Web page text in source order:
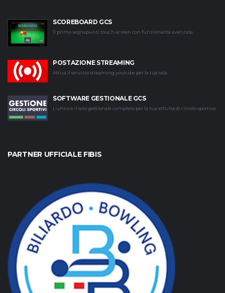
SCOREBOARD GCS
Il primo segnapunti touch-screen con funzionalità avanzate.
POSTAZIONE STREAMING
Attiva il servizio streaming youtube per la tua sala.
SOFTWARE GESTIONALE GCS
L’unico e il solo gestionale completo per la tua attività di circolo sportivo.
PARTNER UFFICIALE FIBIS